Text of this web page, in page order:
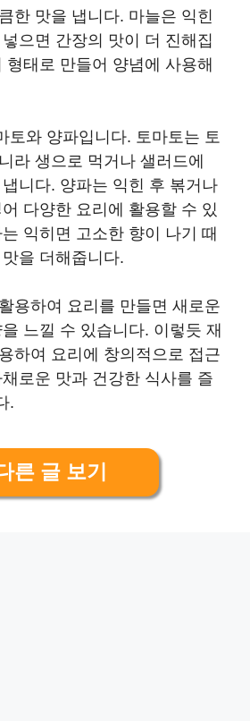
한 맛을 냅니다. 마늘은 익힌
으면 간장의 맛이 더 진해집
형태로 만들어 양념에 사용해
토와 양파입니다. 토마토는 토
라 생으로 먹거나 샐러드에
니다. 양파는 익힌 후 볶거나
다양한 요리에 활용할 수 있
익히면 고소한 향이 나기 때
을 더해줍니다.
용하여 요리를 만들면 새로운
느낄 수 있습니다. 이렇듯 재
하여 요리에 창의적으로 접근
로운 맛과 건강한 식사를 즐
.
른 글 보기